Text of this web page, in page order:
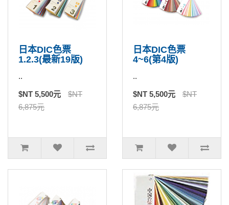
日本DIC色票
1.2.3(最新19版)
..
$NT 5,500元
$NT
6,875元
日本DIC色票
4~6(第4版)
..
$NT 5,500元
$NT
6,875元